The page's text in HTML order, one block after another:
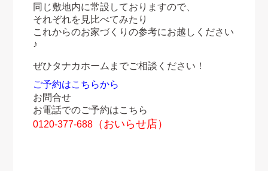
同じ敷地内に常設しておりますので、
それぞれを見比べてみたり
これからのお家づくりの参考にお越しください
♪
ぜひタナカホームまでご相談ください！
ご予約はこちらから
お問合せ
お電話でのご予約はこちら
0120-377-688（おいらせ店）